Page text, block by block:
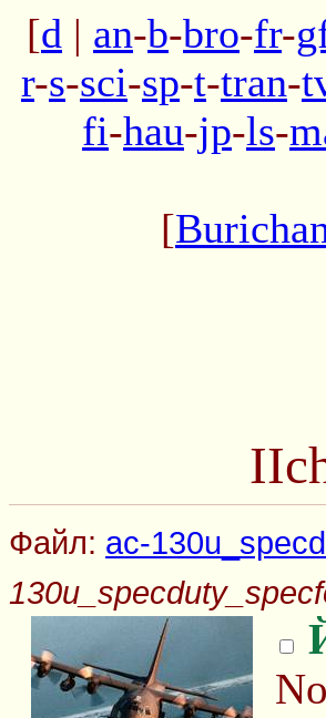
[d | an-b-bro-fr-
r-s-sci-sp-t-tran-
fi-hau-jp-ls-
[
Файл: ac-